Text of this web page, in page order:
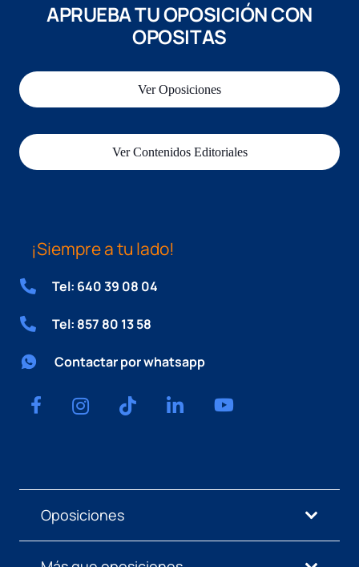
APRUEBA TU OPOSICIÓN CON
OPOSITAS
Ver Oposiciones
Ver Contenidos Editoriales
¡Siempre a tu lado!
Tel: 640 39 08 04
Tel: 857 80 13 58
Contactar por whatsapp
Oposiciones